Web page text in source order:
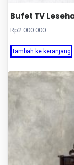
Bufet TV
Rp2.000.000
Tambah ke keranjang